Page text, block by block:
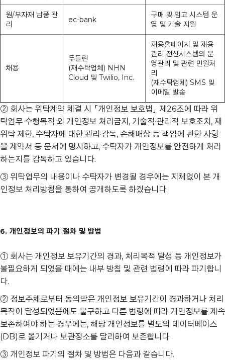
원/부자재 납품 관
리
ec-bank
구매 및 입고 시스템 운
영 및 기술 지원
채용
두들린
(재수탁업체) NHN
Cloud 및 Twilio, Inc.
채용홈페이지 및 채용
관리 전산시스템의 운
영관리 및 관련 민원처
리
(재수탁업체) SMS 및
이메일 발송
② 회사는 위탁계약 체결 시 「개인정보 보호법」 제26조에 따라 위
탁업무 수행목적 외 개인정보 처리금지, 기술적·관리적 보호조치, 재
위탁 제한, 수탁자에 대한 관리·감독, 손해배상 등 책임에 관한 사항
을 계약서 등 문서에 명시하고, 수탁자가 개인정보를 안전하게 처리
하는지를 감독하고 있습니다.
③ 위탁업무의 내용이나 수탁자가 변경될 경우에는 지체없이 본 개
인정보 처리방침을 통하여 공개하도록 하겠습니다.
6. 개인정보의 파기 절차 및 방법
① 회사는 개인정보 보유기간의 경과, 처리목적 달성 등 개인정보가
불필요하게 되었을 때에는 내부 방침 및 관련 법령에 따라 파기합니
다.
② 정보주체로부터 동의받은 개인정보 보유기간이 경과하거나 처리
목적이 달성되었음에도 불구하고 다른 법령에 따라 개인정보를 계속
보존하여야 하는 경우에는, 해당 개인정보를 별도의 데이터베이스
(DB)로 옮기거나 보관장소를 달리하여 보존합니다.
③ 개인정보 파기의 절차 및 방법은 다음과 같습니다.